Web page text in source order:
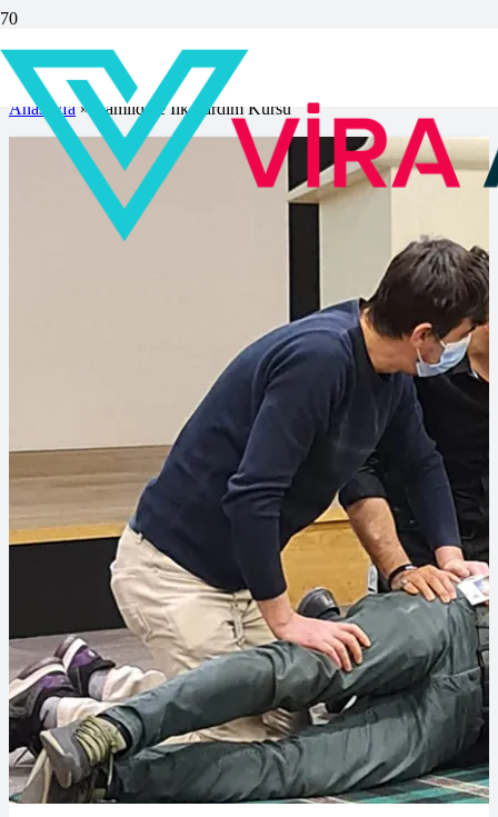
Çamlıdere İlk Yardım Kursu
Anasayfa » Çamlıdere İlk Yardım Kursu